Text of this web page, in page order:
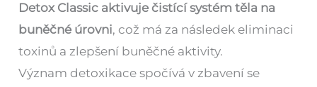
Detox Classic aktivuje čistící systém těla na
buněčné úrovni, což má za následek eliminaci
toxinů a zlepšení buněčné aktivity.
Význam detoxikace spočívá v zbavení se